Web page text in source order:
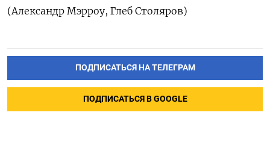
(Александр Мэрроу, Глеб Столяров)
ПОДПИСАТЬСЯ НА ТЕЛЕГРАМ
ПОДПИСАТЬСЯ В GOOGLE